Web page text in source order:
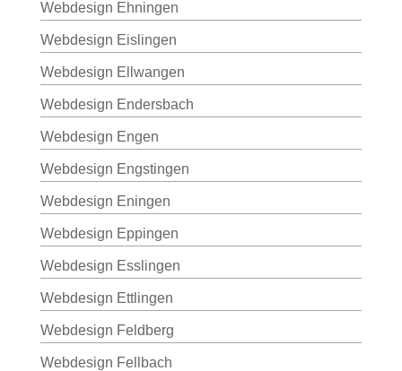
Webdesign Ehningen
Webdesign Eislingen
Webdesign Ellwangen
Webdesign Endersbach
Webdesign Engen
Webdesign Engstingen
Webdesign Eningen
Webdesign Eppingen
Webdesign Esslingen
Webdesign Ettlingen
Webdesign Feldberg
Webdesign Fellbach